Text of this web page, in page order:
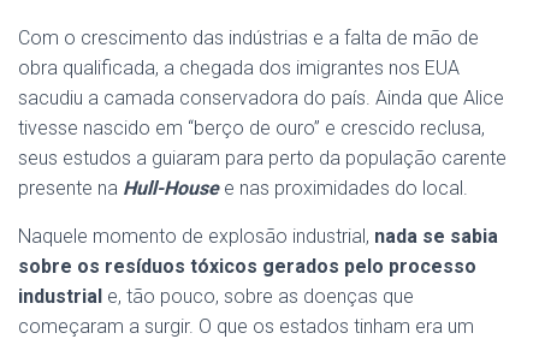
Com o crescimento das indústrias e a falta de mão de
obra qualificada, a chegada dos imigrantes nos EUA
sacudiu a camada conservadora do país. Ainda que Alice
tivesse nascido em “berço de ouro” e crescido reclusa,
seus estudos a guiaram para perto da população carente
presente na Hull-Housee nas proximidades do local.
Naquele momento de explosão industrial, nada se sabia
sobre os resíduos tóxicos gerados pelo processo
industrial e, tão pouco, sobre as doenças que
começaram a surgir. O que os estados tinham era um